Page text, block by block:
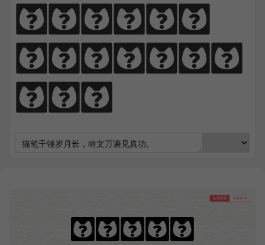
猫笔千锤岁月
长，啃文万遍见
真功。
免费商用 作者声明
平方雨桐体